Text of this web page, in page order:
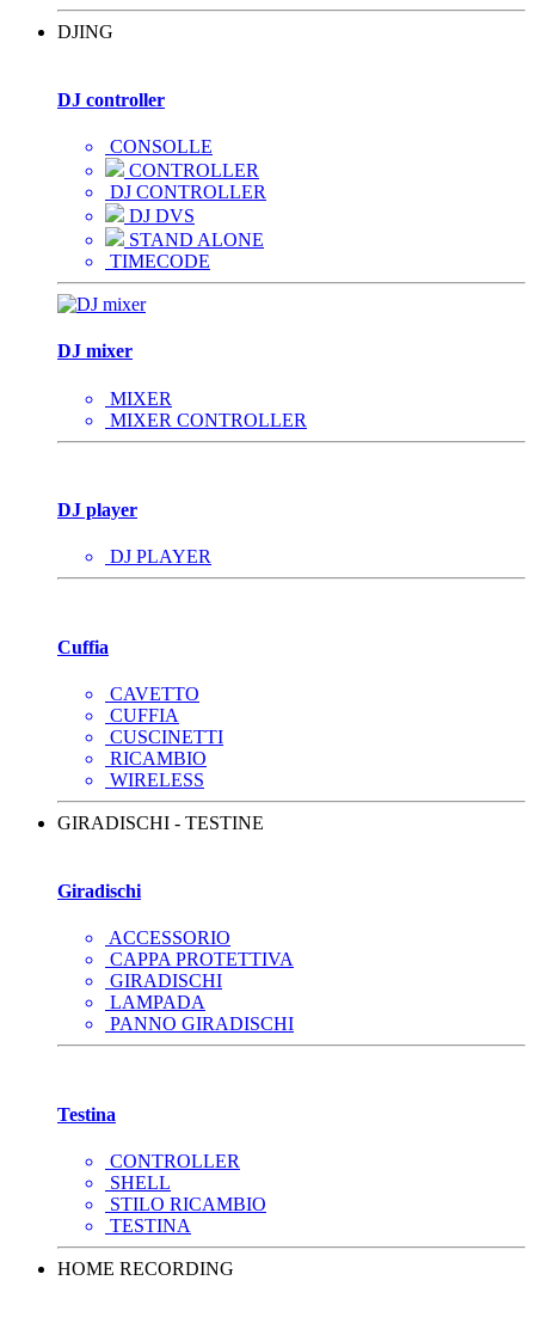
DJING
DJ controller
CONSOLLE
CONTROLLER
DJ CONTROLLER
DJ DVS
STAND ALONE
TIMECODE
DJ mixer
MIXER
MIXER CONTROLLER
DJ player
DJ PLAYER
Cuffia
CAVETTO
CUFFIA
CUSCINETTI
RICAMBIO
WIRELESS
GIRADISCHI - TESTINE
Giradischi
ACCESSORIO
CAPPA PROTETTIVA
GIRADISCHI
LAMPADA
PANNO GIRADISCHI
Testina
CONTROLLER
SHELL
STILO RICAMBIO
TESTINA
HOME RECORDING